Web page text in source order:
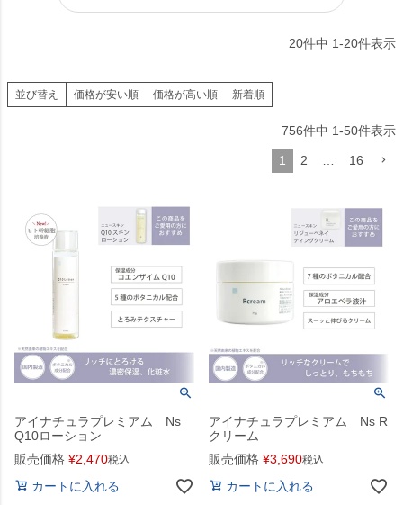
20件中 1-20件表示
並び替え 価格が安い順 価格が高い順 新着順
756件中 1-50件表示
1 2 16
アイナチュラプレミアム Ns
Q10ローション
販売価格 ¥2,470税込
カートに入れる
アイナチュラプレミアム Ns R
クリーム
販売価格 ¥3,690税込
カートに入れる